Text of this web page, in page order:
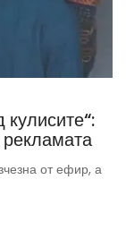
от ефир, а